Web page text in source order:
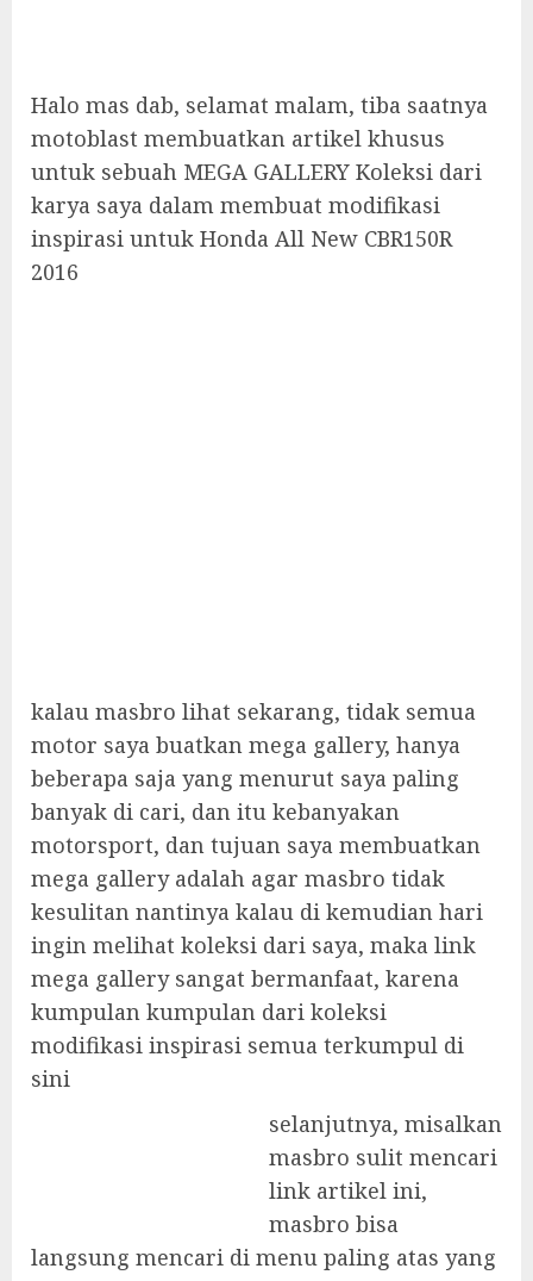
Halo mas dab, selamat malam, tiba saatnya
motoblast membuatkan artikel khusus
untuk sebuah MEGA GALLERY Koleksi dari
karya saya dalam membuat modifikasi
inspirasi untuk Honda All New CBR150R
2016
kalau masbro lihat sekarang, tidak semua
motor saya buatkan mega gallery, hanya
beberapa saja yang menurut saya paling
banyak di cari, dan itu kebanyakan
motorsport, dan tujuan saya membuatkan
mega gallery adalah agar masbro tidak
kesulitan nantinya kalau di kemudian hari
ingin melihat koleksi dari saya, maka link
mega gallery sangat bermanfaat, karena
kumpulan kumpulan dari koleksi
modifikasi inspirasi semua terkumpul di
sini
selanjutnya, misalkan
masbro sulit mencari
link artikel ini,
masbro bisa
langsung mencari di menu paling atas yang